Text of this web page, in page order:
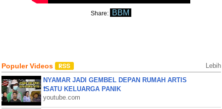
Share: BBM
Populer Videos Lebih
NYAMAR JADI GEMBEL DEPAN RUMAH ARTIS
❗SATU KELUARGA PANIK
youtube.com